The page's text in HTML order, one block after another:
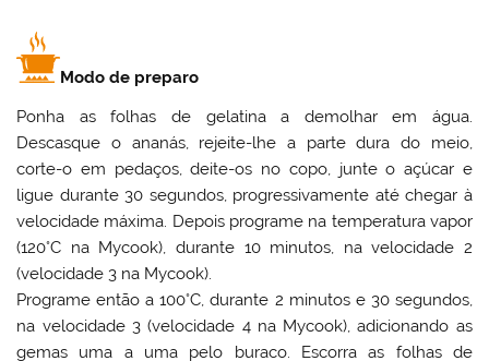
Modo de preparo
Ponha as folhas de gelatina a demolhar em água.
Descasque o ananás, rejeite-lhe a parte dura do meio,
corte-o em pedaços, deite-os no copo, junte o açúcar e
ligue durante 30 segundos, progressivamente até chegar à
velocidade máxima. Depois programe na temperatura vapor
(120°C na Mycook), durante 10 minutos, na velocidade 2
(velocidade 3 na Mycook).
Programe então a 100°C, durante 2 minutos e 30 segundos,
na velocidade 3 (velocidade 4 na Mycook), adicionando as
gemas uma a uma pelo buraco. Escorra as folhas de